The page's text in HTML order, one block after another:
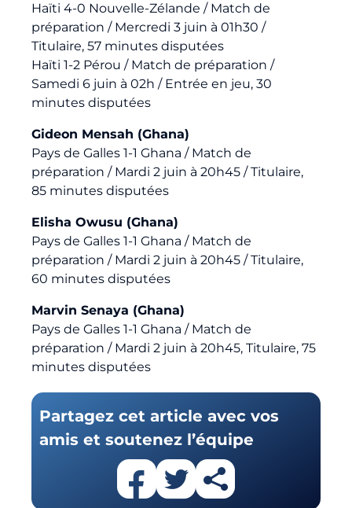
Haïti 4-0 Nouvelle-Zélande / Match de
préparation / Mercredi 3 juin à 01h30 /
Titulaire, 57 minutes disputées
Haïti 1-2 Pérou / Match de préparation /
Samedi 6 juin à 02h / Entrée en jeu, 30
minutes disputées
Gideon Mensah (Ghana)
Pays de Galles 1-1 Ghana / Match de
préparation / Mardi 2 juin à 20h45 / Titulaire,
85 minutes disputées
Elisha Owusu (Ghana)
Pays de Galles 1-1 Ghana / Match de
préparation / Mardi 2 juin à 20h45 / Titulaire,
60 minutes disputées
Marvin Senaya (Ghana)
Pays de Galles 1-1 Ghana / Match de
préparation / Mardi 2 juin à 20h45, Titulaire, 75
minutes disputées
Partagez cet article avec vos
amis et soutenez l’équipe